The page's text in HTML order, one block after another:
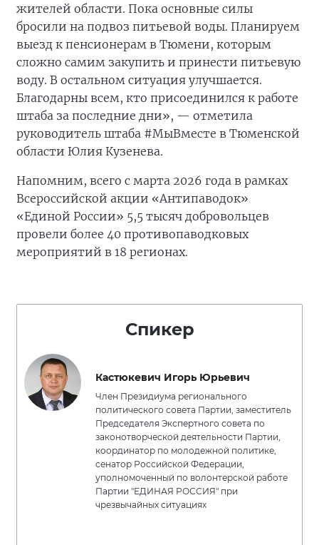
жителей области. Пока основные силы
бросили на подвоз питьевой воды. Планируем
выезд к пенсионерам в Тюмени, которым
сложно самим закупить и принести питьевую
воду. В остальном ситуация улучшается.
Благодарны всем, кто присоединился к работе
штаба за последние дни», — отметила
руководитель штаба #МыВместе в Тюменской
области Юлия Кузенева.
Напомним, всего с марта 2026 года в рамках
Всероссийской акции «Антипаводок»
«Единой России» 5,5 тысяч добровольцев
провели более 40 противопаводковых
мероприятий в 18 регионах.
Спикер
Кастюкевич Игорь Юрьевич
Член Президиума регионального
политического совета Партии, заместитель
Председателя Экспертного совета по
законотворческой деятельности Партии,
координатор по молодежной политике,
сенатор Российской Федерации,
уполномоченный по волонтерской работе
Партии "ЕДИНАЯ РОССИЯ" при
чрезвычайных ситуациях